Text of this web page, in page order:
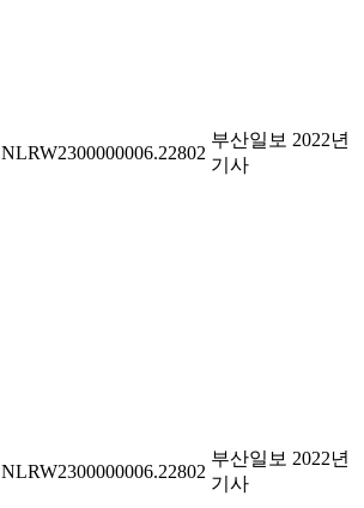
NLRW2300000006.22802
부산일보 2022년
기사
NLRW2300000006.22802
부산일보 2022년
기사